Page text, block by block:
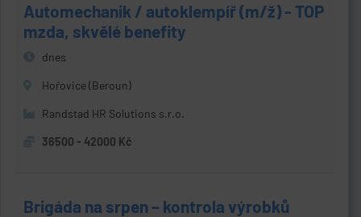
Automechanik / autoklempíř (m/ž) - TOP
mzda, skvělé benefity
dnes
Hořovice (Beroun)
Randstad HR Solutions s.r.o.
36500 - 42000 Kč
Brigáda na srpen – kontrola výrobků